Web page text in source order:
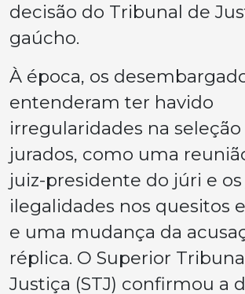
decisão do Tribunal de
gaúcho.
À época, os
entenderam ter havido
irregularidades na seleção
jurados, como uma
juiz-presidente do júri e os
ilegalidades nos quesitos
e uma mudança da
réplica. O Superior
Justiça (STJ) confirmou a